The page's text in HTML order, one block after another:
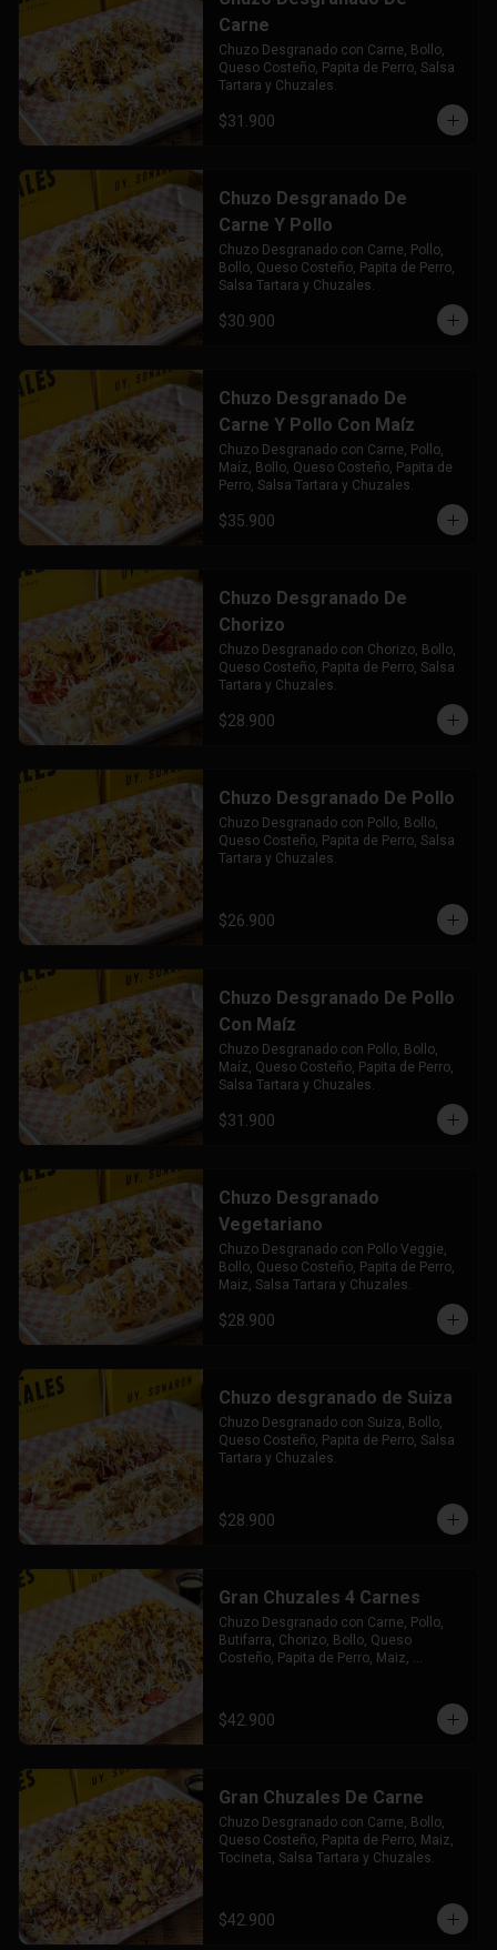
Carne
Chuzo Desgranado con Carne, Bollo,
Queso Costeño, Papita de Perro, Salsa
Tartara y Chuzales.
$31.900
Chuzo Desgranado De
Carne Y Pollo
Chuzo Desgranado con Carne, Pollo,
Bollo, Queso Costeño, Papita de Perro,
Salsa Tartara y Chuzales.
$30.900
Chuzo Desgranado De
Carne Y Pollo Con Maíz
Chuzo Desgranado con Carne, Pollo,
Maíz, Bollo, Queso Costeño, Papita de
Perro, Salsa Tartara y Chuzales.
$35.900
Chuzo Desgranado De
Chorizo
Chuzo Desgranado con Chorizo, Bollo,
Queso Costeño, Papita de Perro, Salsa
Tartara y Chuzales.
$28.900
Chuzo Desgranado De Pollo
Chuzo Desgranado con Pollo, Bollo,
Queso Costeño, Papita de Perro, Salsa
Tartara y Chuzales.
$26.900
Chuzo Desgranado De Pollo
Con Maíz
Chuzo Desgranado con Pollo, Bollo,
Maíz, Queso Costeño, Papita de Perro,
Salsa Tartara y Chuzales.
$31.900
Chuzo Desgranado
Vegetariano
Chuzo Desgranado con Pollo Veggie,
Bollo, Queso Costeño, Papita de Perro,
Maiz, Salsa Tartara y Chuzales.
$28.900
Chuzo desgranado de Suiza
Chuzo Desgranado con Suiza, Bollo,
Queso Costeño, Papita de Perro, Salsa
Tartara y Chuzales.
$28.900
Gran Chuzales 4 Carnes
Chuzo Desgranado con Carne, Pollo,
Butifarra, Chorizo, Bollo, Queso
Costeño, Papita de Perro, Maiz,
$42.900
Gran Chuzales De Carne
Chuzo Desgranado con Carne, Bollo,
Queso Costeño, Papita de Perro, Maiz,
Tocineta, Salsa Tartara y Chuzales.
$42.900